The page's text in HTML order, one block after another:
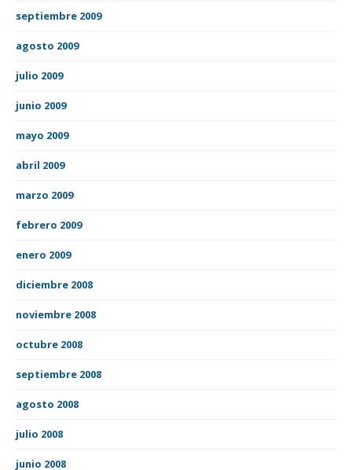
septiembre 2009
agosto 2009
julio 2009
junio 2009
mayo 2009
abril 2009
marzo 2009
febrero 2009
enero 2009
diciembre 2008
noviembre 2008
octubre 2008
septiembre 2008
agosto 2008
julio 2008
junio 2008